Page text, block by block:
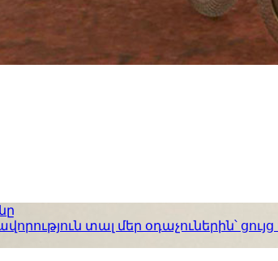
տալ մեր օդաչուներին՝